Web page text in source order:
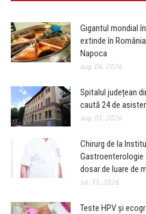
Gigantul mondial
extinde în
Napoca
aug. 06, 2026
Spitalul județean
caută 24 de
aug. 05, 2026
Chirurg de la
Gastroenterologie
dosar de luare de
iul. 31, 2026
Teste HPV și